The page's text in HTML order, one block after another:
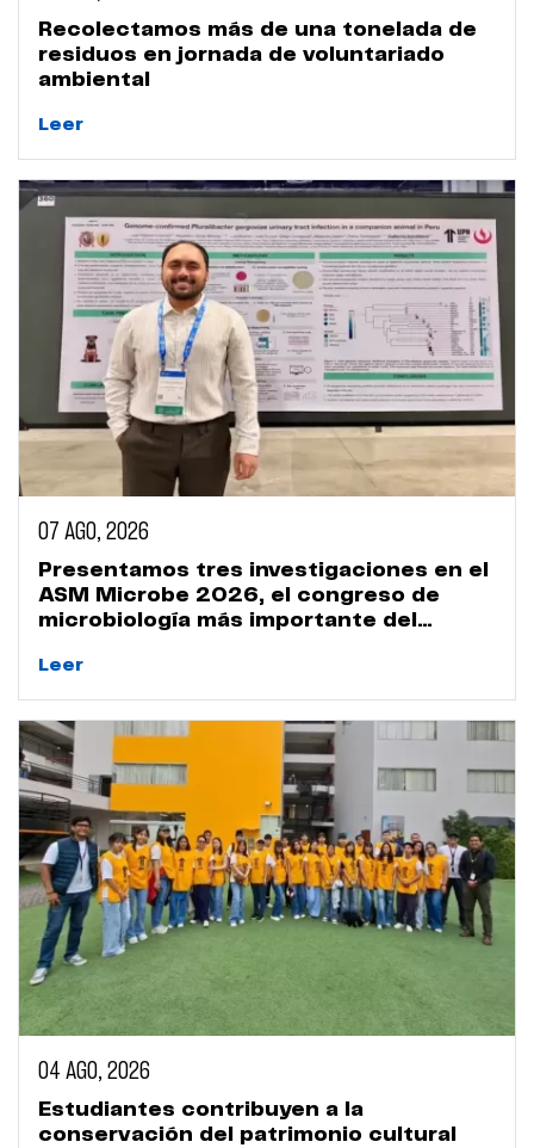
Recolectamos más de una tonelada de
residuos en jornada de voluntariado
ambiental
Leer
07 AGO, 2026
Presentamos tres investigaciones en el
ASM Microbe 2026, el congreso de
microbiología más importante del
Leer
04 AGO, 2026
Estudiantes contribuyen a la
conservación del patrimonio cultural